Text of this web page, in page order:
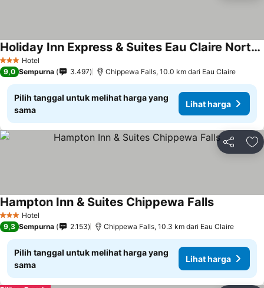
3 BintangHotel
Holiday Inn Express & Suites Eau Claire North By Ihg
9,0 Sempurna 3.497 Chippewa Falls, 10.0 km dari Eau Claire
Pilih tanggal untuk melihat harga yang
sama
Lihat harga
Bagikan
3 BintangHotel
Hampton Inn & Suites Chippewa Falls
9,3 Sempurna 2.153 Chippewa Falls, 10.3 km dari Eau Claire
Pilih tanggal untuk melihat harga yang
sama
Lihat harga